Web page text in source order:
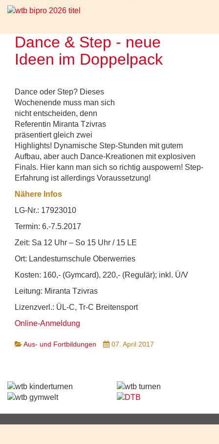
Dance & Step - neue
Ideen im Doppelpack
Dance oder Step? Dieses
Wochenende muss man sich
nicht entscheiden, denn
Referentin Miranta Tzivras
präsentiert gleich zwei
Highlights! Dynamische Step-Stunden mit gutem
Aufbau, aber auch Dance-Kreationen mit explosiven
Finals. Hier kann man sich so richtig auspowern! Step-
Erfahrung ist allerdings Voraussetzung!
Nähere Infos
LG-Nr.: 17923010
Termin: 6.-7.5.2017
Zeit: Sa 12 Uhr – So 15 Uhr / 15 LE
Ort: Landesturnschule Oberwerries
Kosten: 160,- (Gymcard), 220,- (Regulär); inkl. Ü/V
Leitung: Miranta Tzivras
Lizenzverl.: ÜL-C, Tr-C Breitensport
Online-Anmeldung
Aus- und Fortbildungen 07. April 2017